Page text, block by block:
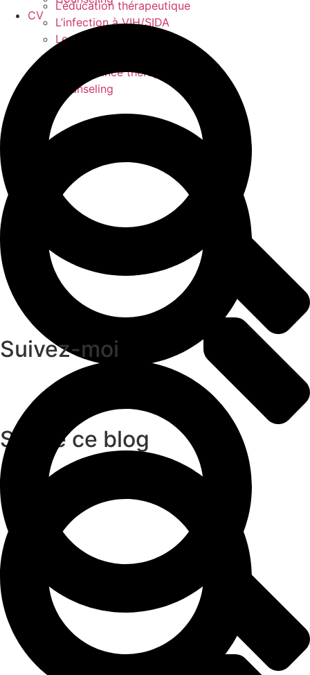
L’éducation thérapeutique
L’infection à VIH/SIDA
Les patients experts
L’observance thérapeutique
Counseling
Suivre ce blog
CV
Suivez-moi